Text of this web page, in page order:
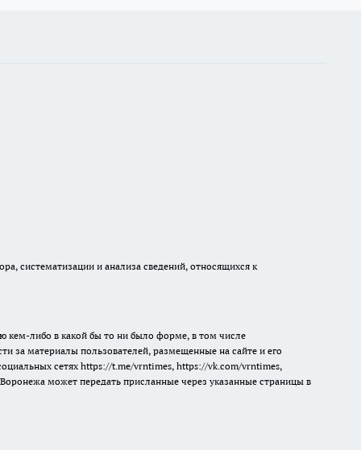
систематизации и анализа сведений, относящихся к
кем-либо в какой бы то ни было форме, в том числе
за материалы пользователей, размещенные на сайте и его
сетях https://t.me/vrntimes, https://vk.com/vrntimes,
может передать присланные через указанные страницы в